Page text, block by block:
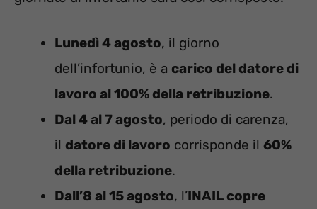
Lunedì 4 agosto, il giorno
dell’infortunio, è a carico del datore di
lavoro al 100% della retribuzione.
Dal 4 al 7 agosto, periodo di carenza,
il datore di lavoro corrisponde il 60%
della retribuzione.
Dall’8 al 15 agosto, l’INAIL copre